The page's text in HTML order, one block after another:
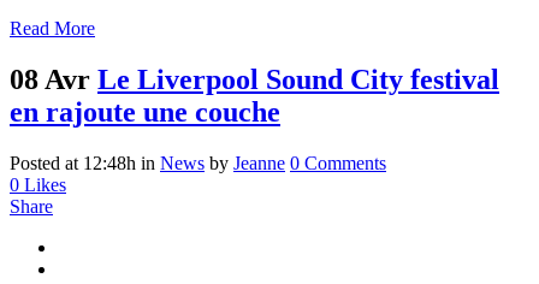
Read More
08 Avr Le Liverpool Sound City festival
en rajoute une couche
Posted at 12:48h in News by Jeanne 0 Comments
0 Likes
Share